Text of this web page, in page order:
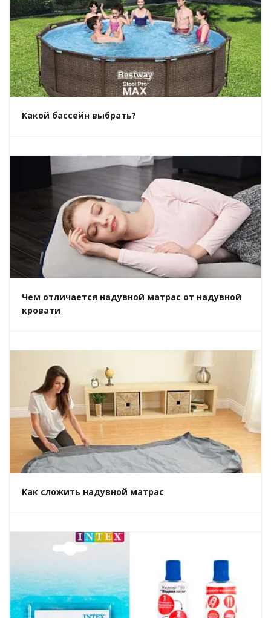
Какой бассейн выбрать?
Чем отличается надувной матрас от надувной
кровати
Как сложить надувной матрас